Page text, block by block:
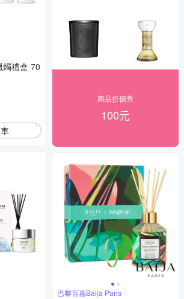
燭禮盒 70
商品折價券
100元
巴黎百嘉Baija Paris